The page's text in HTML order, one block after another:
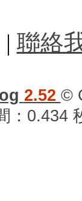
| 聯絡
2.52 ©
：0.434